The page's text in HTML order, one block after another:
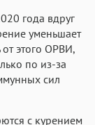
года вдруг
уменьшает
от этого ОРВИ,
по из-за
сил
с курением